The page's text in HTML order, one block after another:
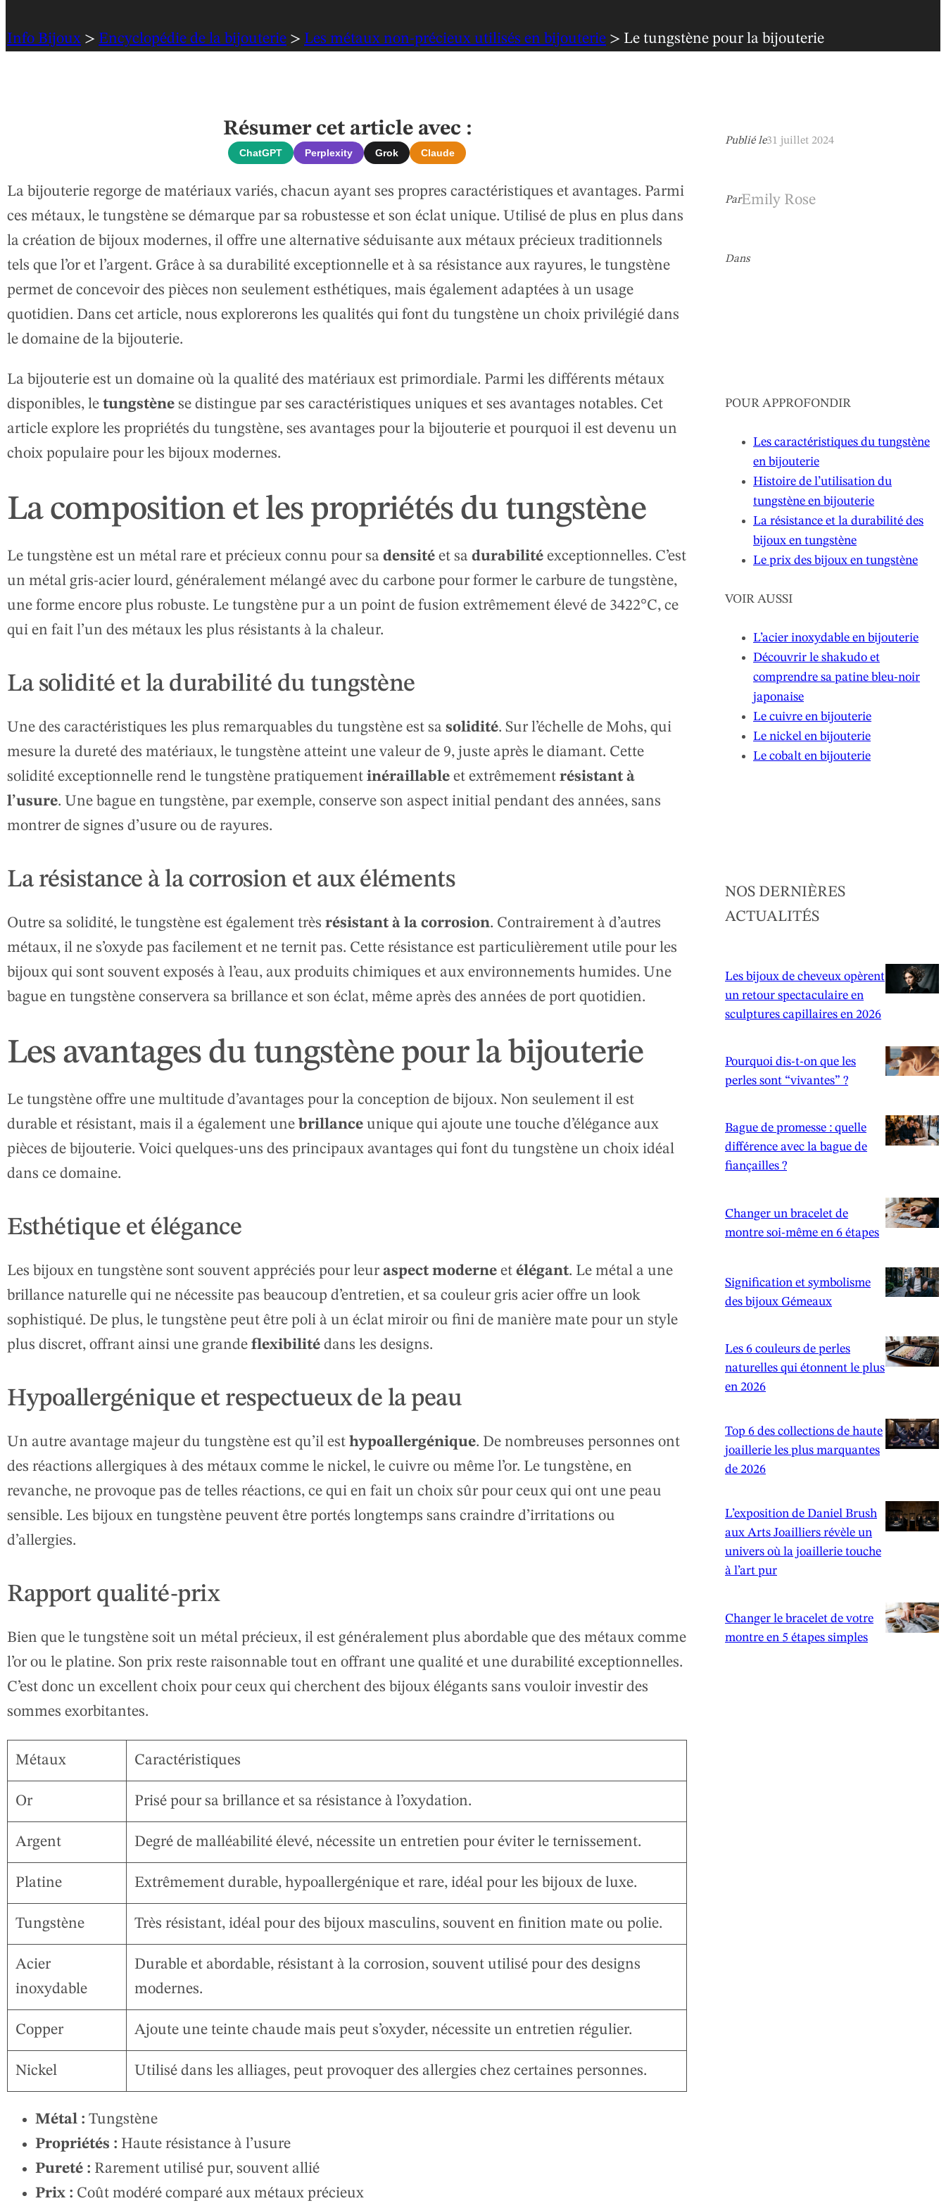
Info Bijoux > Encyclopédie de la bijouterie > Les métaux non-précieux utilisés en bijouterie > Le tungstène pour la bijouterie
Résumer cet article avec :
ChatGPT Perplexity Grok Claude
La bijouterie regorge de matériaux variés, chacun ayant ses propres caractéristiques et avantages. Parmi
ces métaux, le tungstène se démarque par sa robustesse et son éclat unique. Utilisé de plus en plus dans
la création de bijoux modernes, il offre une alternative séduisante aux métaux précieux traditionnels
tels que l’or et l’argent. Grâce à sa durabilité exceptionnelle et à sa résistance aux rayures, le tungstène
permet de concevoir des pièces non seulement esthétiques, mais également adaptées à un usage
quotidien. Dans cet article, nous explorerons les qualités qui font du tungstène un choix privilégié dans
le domaine de la bijouterie.
La bijouterie est un domaine où la qualité des matériaux est primordiale. Parmi les différents métaux
disponibles, le tungstène se distingue par ses caractéristiques uniques et ses avantages notables. Cet
article explore les propriétés du tungstène, ses avantages pour la bijouterie et pourquoi il est devenu un
choix populaire pour les bijoux modernes.
La composition et les propriétés du tungstène
Le tungstène est un métal rare et précieux connu pour sa densité et sa durabilité exceptionnelles. C’est
un métal gris-acier lourd, généralement mélangé avec du carbone pour former le carbure de tungstène,
une forme encore plus robuste. Le tungstène pur a un point de fusion extrêmement élevé de 3422°C, ce
qui en fait l’un des métaux les plus résistants à la chaleur.
La solidité et la durabilité du tungstène
Une des caractéristiques les plus remarquables du tungstène est sa solidité. Sur l’échelle de Mohs, qui
mesure la dureté des matériaux, le tungstène atteint une valeur de 9, juste après le diamant. Cette
solidité exceptionnelle rend le tungstène pratiquement inéraillable et extrêmement résistant à
l’usure. Une bague en tungstène, par exemple, conserve son aspect initial pendant des années, sans
montrer de signes d’usure ou de rayures.
La résistance à la corrosion et aux éléments
Outre sa solidité, le tungstène est également très résistant à la corrosion. Contrairement à d’autres
métaux, il ne s’oxyde pas facilement et ne ternit pas. Cette résistance est particulièrement utile pour les
bijoux qui sont souvent exposés à l’eau, aux produits chimiques et aux environnements humides. Une
bague en tungstène conservera sa brillance et son éclat, même après des années de port quotidien.
Les avantages du tungstène pour la bijouterie
Le tungstène offre une multitude d’avantages pour la conception de bijoux. Non seulement il est
durable et résistant, mais il a également une brillance unique qui ajoute une touche d’élégance aux
pièces de bijouterie. Voici quelques-uns des principaux avantages qui font du tungstène un choix idéal
dans ce domaine.
Esthétique et élégance
Les bijoux en tungstène sont souvent appréciés pour leuraspect moderne et élégant. Le métal a une
brillance naturelle qui ne nécessite pas beaucoup d’entretien, et sa couleur gris acier offre un look
sophistiqué. De plus, le tungstène peut être poli à un éclat miroir ou fini de manière mate pour un style
plus discret, offrant ainsi une grande flexibilité dans les designs.
Hypoallergénique et respectueux de la peau
Un autre avantage majeur du tungstène est qu’il est hypoallergénique. De nombreuses personnes ont
des réactions allergiques à des métaux comme le nickel, le cuivre ou même l’or. Le tungstène, en
revanche, ne provoque pas de telles réactions, ce qui en fait un choix sûr pour ceux qui ont une peau
sensible. Les bijoux en tungstène peuvent être portés longtemps sans craindre d’irritations ou
d’allergies.
Rapport qualité-prix
Bien que le tungstène soit un métal précieux, il est généralement plus abordable que des métaux comme
l’or ou le platine. Son prix reste raisonnable tout en offrant une qualité et une durabilité exceptionnelles.
C’est donc un excellent choix pour ceux qui cherchent des bijoux élégants sans vouloir investir des
sommes exorbitantes.
Métaux Caractéristiques
Or Prisé pour sa brillance et sa résistance à l’oxydation.
Argent Degré de malléabilité élevé, nécessite un entretien pour éviter le ternissement.
Platine Extrêmement durable, hypoallergénique et rare, idéal pour les bijoux de luxe.
Tungstène Très résistant, idéal pour des bijoux masculins, souvent en finition mate ou polie.
Acier
inoxydable
Durable et abordable, résistant à la corrosion, souvent utilisé pour des designs
modernes.
Copper Ajoute une teinte chaude mais peut s’oxyder, nécessite un entretien régulier.
Nickel Utilisé dans les alliages, peut provoquer des allergies chez certaines personnes.
Métal : Tungstène
Propriétés : Haute résistance à l’usure
Pureté : Rarement utilisé pur, souvent allié
Prix : Coût modéré comparé aux métaux précieux
Publié le31 juillet 2024
ParEmily Rose
Dans
POUR APPROFONDIR
Les caractéristiques du tungstène
en bijouterie
Histoire de l’utilisation du
tungstène en bijouterie
La résistance et la durabilité des
bijoux en tungstène
Le prix des bijoux en tungstène
VOIR AUSSI
L’acier inoxydable en bijouterie
Découvrir le shakudo et
comprendre sa patine bleu-noir
japonaise
Le cuivre en bijouterie
Le nickel en bijouterie
Le cobalt en bijouterie
NOS DERNIÈRES
ACTUALITÉS
Les bijoux de cheveux opèrent
un retour spectaculaire en
sculptures capillaires en 2026
Pourquoi dis-t-on que les
perles sont “vivantes” ?
Bague de promesse : quelle
différence avec la bague de
fiançailles ?
Changer un bracelet de
montre soi-même en 6 étapes
Signification et symbolisme
des bijoux Gémeaux
Les 6 couleurs de perles
naturelles qui étonnent le plus
en 2026
Top 6 des collections de haute
joaillerie les plus marquantes
de 2026
L’exposition de Daniel Brush
aux Arts Joailliers révèle un
univers où la joaillerie touche
à l’art pur
Changer le bracelet de votre
montre en 5 étapes simples